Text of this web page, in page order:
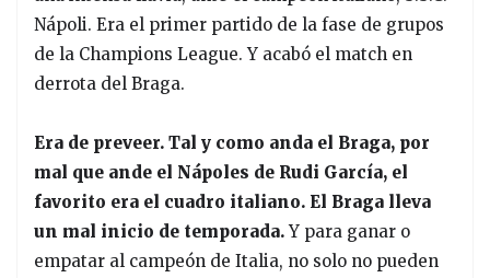
Nápoli. Era el primer partido de la fase de grupos
de la Champions League. Y acabó el match en
derrota del Braga.
Era de preveer. Tal y como anda el Braga, por
mal que ande el Nápoles de Rudi García, el
favorito era el cuadro italiano. El Braga lleva
un mal inicio de temporada.Y para ganar o
empatar al campeón de Italia, no solo no pueden